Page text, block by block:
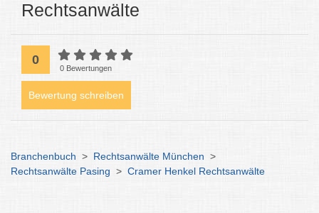
Rechtsanwälte
0
0 Bewertungen
Bewertung schreiben
Branchenbuch > Rechtsanwälte München >
Rechtsanwälte Pasing > Cramer Henkel Rechtsanwälte